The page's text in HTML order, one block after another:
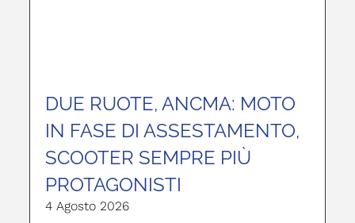
DUE RUOTE, ANCMA: MOTO
IN FASE DI ASSESTAMENTO,
SCOOTER SEMPRE PIÙ
PROTAGONISTI
4 Agosto 2026